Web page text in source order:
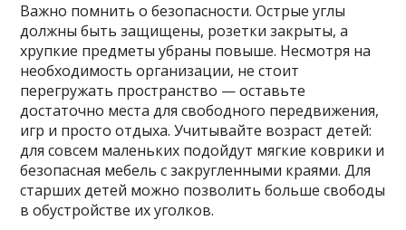
Важно помнить о безопасности. Острые углы
должны быть защищены, розетки закрыты, а
хрупкие предметы убраны повыше. Несмотря на
необходимость организации, не стоит
перегружать пространство — оставьте
достаточно места для свободного передвижения,
игр и просто отдыха. Учитывайте возраст детей:
для совсем маленьких подойдут мягкие коврики и
безопасная мебель с закругленными краями. Для
старших детей можно позволить больше свободы
в обустройстве их уголков.